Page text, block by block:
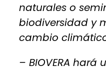
naturales o
biodiversidad y
cambio
– BIOVERA